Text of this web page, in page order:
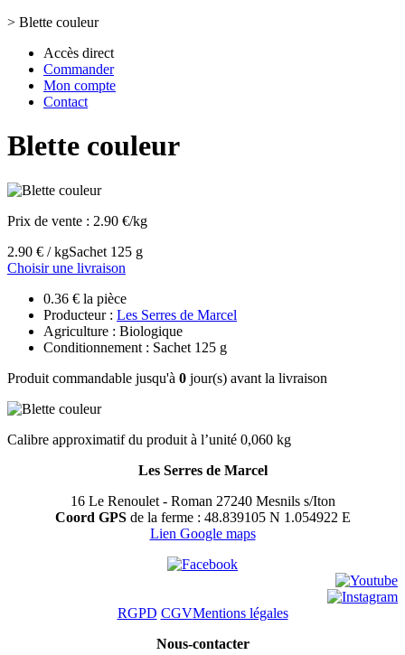
> Blette couleur
Accès direct
Commander
Mon compte
Contact
Blette couleur
Prix de vente : 2.90 €/kg
2.90 € / kgSachet 125 g
Choisir une livraison
0.36 € la pièce
Producteur : Les Serres de Marcel
Agriculture : Biologique
Conditionnement : Sachet 125 g
Produit commandable jusqu'à 0 jour(s) avant la livraison
Calibre approximatif du produit à l’unité 0,060 kg
Les Serres de Marcel
16 Le Renoulet - Roman 27240 Mesnils s/Iton
Coord GPSde la ferme : 48.839105 N 1.054922 E
Lien Google maps
RGPD CGVMentions légales
Nous-contacter